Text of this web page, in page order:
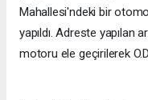
Mahallesi'ndeki bir
yapıldı. Adreste
motoru ele geçirilerek